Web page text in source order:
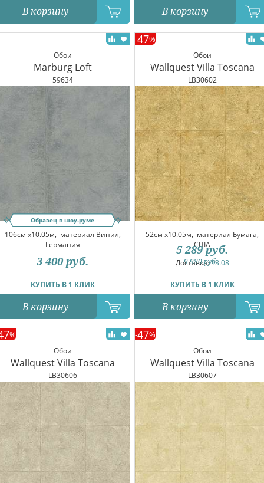
В корзину В корзину
Обои
Marburg Loft
59634
Образец в шоу-руме
106см x10.05м, материал Винил,
Германия
КУПИТЬ В 1 КЛИК
3 400 руб.
В корзину
Обои
Wallquest Villa Toscana
LB30602
-47%
52см x10.05м, материал Бумага,
США
Доставка:13.08
КУПИТЬ В 1 КЛИК
9 980руб.
5 289 руб.
В корзину
Обои
Wallquest Villa Toscana
LB30606
%
Обои
Wallquest Villa Toscana
LB30607
-47%